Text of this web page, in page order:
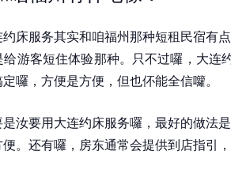
床服务其实和咱福州那种短租民宿有
游客短住体验那种。只不过囉，大连
囉，方便是方便，但也伓能全信囖。
汝要用大连约床服务囉，最好的做法
。还有囉，房东通常会提供到店指引